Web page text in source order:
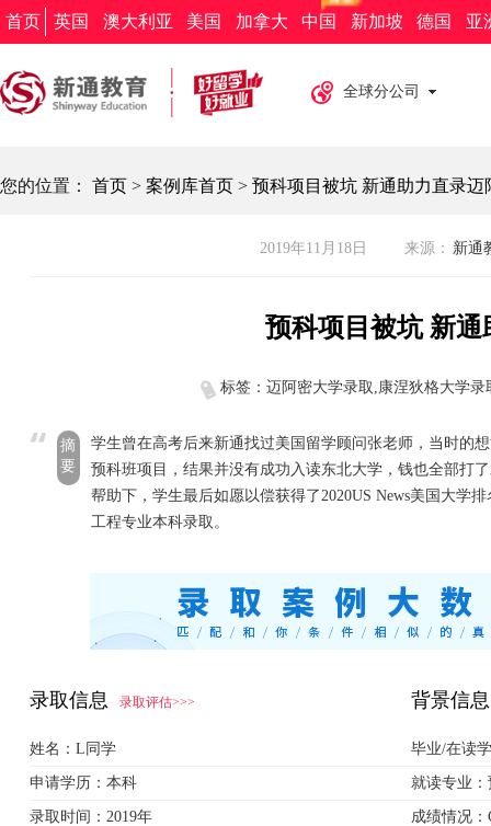
新通教育 新通留学 新通外语 欧亚教育 新通求职
全球分公司
首页 英国 澳大利亚 美国 加拿大 中国 新加坡 德国 亚
您的位置： 首页 > 案例库首页 > 预科项目被坑 新通助力直录迈
2019年11月18日 来源： 新通
预科项目被坑 新
标签：迈阿密大学录取,康涅狄格大学
摘
要
学生曾在高考后来新通找过美国留学顾问张老师，当时的
预科班项目，结果并没有成功入读东北大学，钱也全部打
帮助下，学生最后如愿以偿获得了2020US News美国大学
工程专业本科录取。
录取信息 录取评估>>>
姓名： L同学
申请学历： 本科
录取时间： 2019年
背景信息
毕业/在读
就读专业：
成绩情况：